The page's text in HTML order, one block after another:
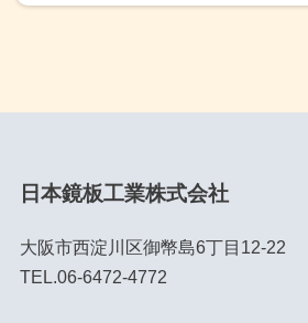
日本鏡板工業株式会社
大阪市西淀川区御幣島6丁目12-22
TEL.06-6472-4772